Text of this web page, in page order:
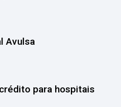
Avulsa
para hospitais